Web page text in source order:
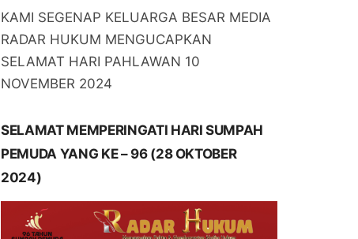
KAMI SEGENAP KELUARGA BESAR MEDIA
RADAR HUKUM MENGUCAPKAN
SELAMAT HARI PAHLAWAN 10
NOVEMBER 2024
SELAMAT MEMPERINGATI HARI SUMPAH
PEMUDA YANG KE – 96 (28 OKTOBER
2024)